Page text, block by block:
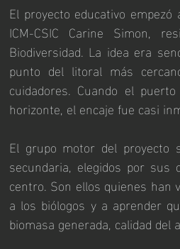
El proyecto educativo
ICM-CSIC Carine Simon,
Biodiversidad. La idea era
punto del litoral más
cuidadores. Cuando el
horizonte, el encaje fue casi
El grupo motor del proyecto
secundaria, elegidos por
centro. Son ellos quienes
a los biólogos y a aprender
biomasa generada, calidad del